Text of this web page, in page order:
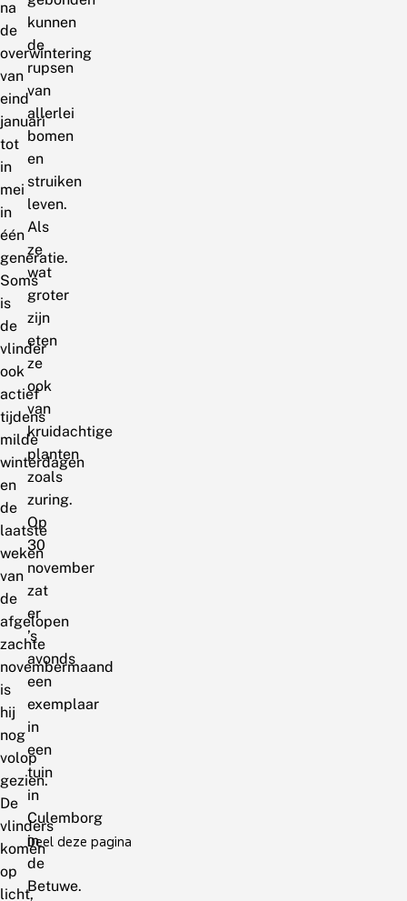
na
de
overwintering
van
eind
januari
tot
in
mei
in
één
generatie.
Soms
is
de
vlinder
ook
actief
tijdens
milde
winterdagen
en
de
laatste
weken
van
de
afgelopen
zachte
novembermaand
is
hij
nog
volop
gezien.
De
vlinders
komen
op
licht,
kunnen
de
rupsen
van
allerlei
bomen
en
struiken
leven.
Als
ze
wat
groter
zijn
eten
ze
ook
van
kruidachtige
planten
zoals
zuring.
Op
30
november
zat
er
’s
avonds
een
exemplaar
in
een
tuin
in
Culemborg
in
de
Betuwe.
Deel deze pagina